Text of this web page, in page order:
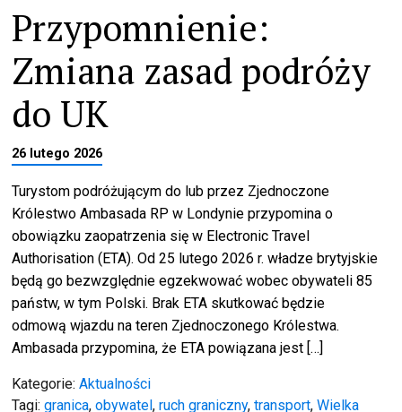
Aktualności
Przypomnienie:
Zmiana zasad podróży
do UK
26 lutego 2026
Turystom podróżującym do lub przez Zjednoczone
Królestwo Ambasada RP w Londynie przypomina o
obowiązku zaopatrzenia się w Electronic Travel
Authorisation (ETA). Od 25 lutego 2026 r. władze brytyjskie
będą go bezwzględnie egzekwować wobec obywateli 85
państw, w tym Polski. Brak ETA skutkować będzie
odmową wjazdu na teren Zjednoczonego Królestwa.
Ambasada przypomina, że ETA powiązana jest […]
Kategorie:Aktualności
Tagi:granica,obywatel,ruch graniczny,transport,Wielka